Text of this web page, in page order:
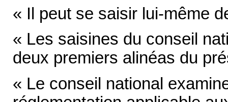
« Il peut se saisir lui-même
« Les saisines du conseil
deux premiers alinéas du
« Le conseil national